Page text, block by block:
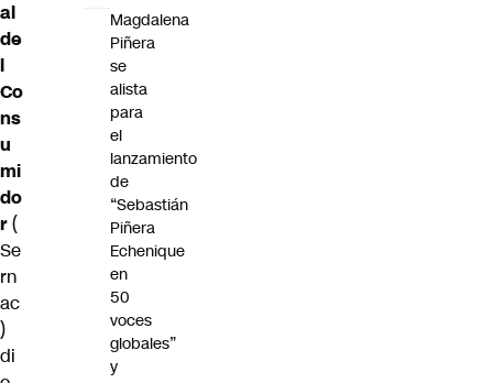
al
de
l
Co
ns
u
mi
do
r(
Se
rn
ac
)
di
Magdalena
Piñera
se
alista
para
el
lanzamiento
de
“Sebastián
Piñera
Echenique
en
50
voces
globales”
y